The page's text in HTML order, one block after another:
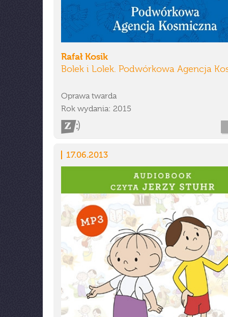
Rafał Kosik
Bolek i Lolek. Podwórkowa Agencja
Oprawa twarda
Rok wydania: 2015
17.06.2013